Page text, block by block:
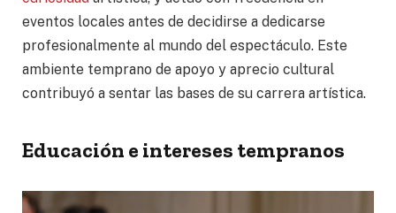
eventos locales antes de decidirse a dedicarse
profesionalmente al mundo del espectáculo. Este
ambiente temprano de apoyo y aprecio cultural
contribuyó a sentar las bases de su carrera artística.
Educación e intereses tempranos